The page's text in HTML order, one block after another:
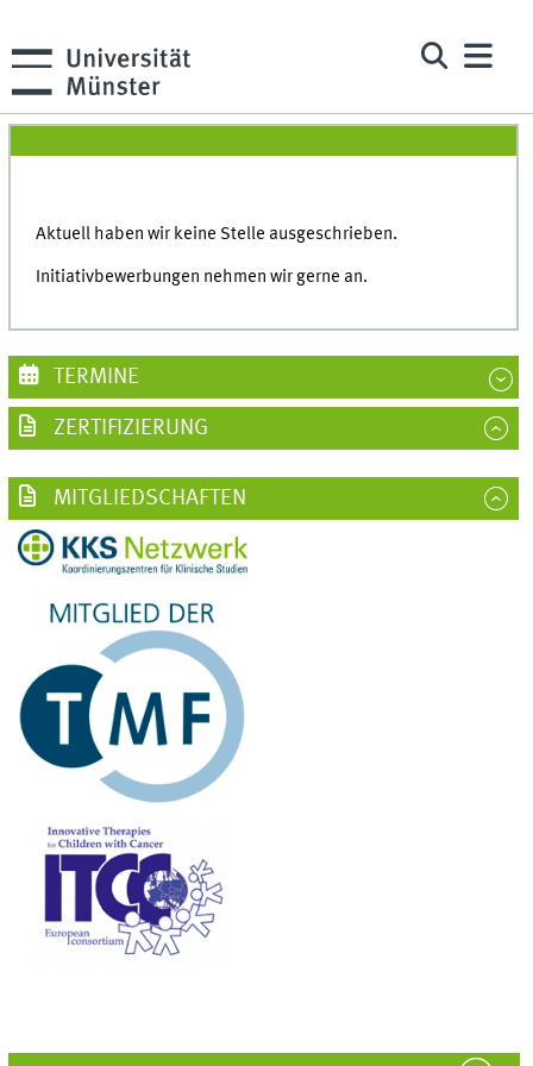
Aktuell haben wir keine Stelle ausgeschrieben.
Initiativbewerbungen nehmen wir gerne an.
TERMINE
ZERTIFIZIERUNG
MITGLIEDSCHAFTEN